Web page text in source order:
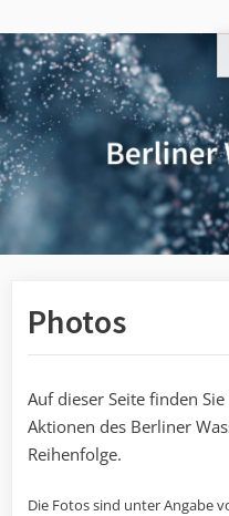
to
content
Photos
Auf dieser Seite finden
Aktionen des Berliner
Reihenfolge.
Die Fotos sind unter Angabe